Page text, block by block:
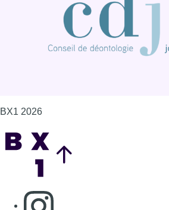
Consulter page Instagram
S'abonner à notre newsletter
Connaître BX1